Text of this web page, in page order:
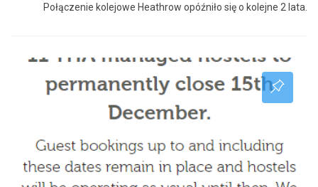
Połączenie kolejowe Heathrow opóźniło się o kolejne 2 lata.